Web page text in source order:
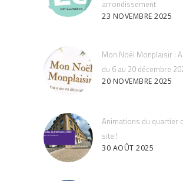
arrondissement
23 NOVEMBRE 2025
Mon Noël Monplaisir :
du 6 au 20 décembre
20 NOVEMBRE 2025
Animations du quartier
site !
30 AOÛT 2025